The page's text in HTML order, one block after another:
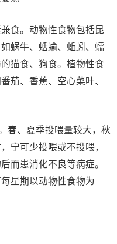
食。动物性食物包括昆
蜗牛、蛞蝓、蚯蚓、蠕
猫食、狗食。植物性食
茄、香蕉、空心菜叶、
春、夏季投喂量较大，秋
宁可少投喂或不投喂，
而患消化不良等病症。
星期以动物性食物为